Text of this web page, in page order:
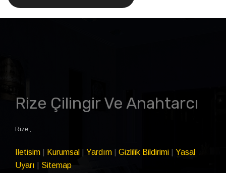
Rize Çilingir Ve Anahtarcı
Rize ,
Iletisim Kurumsal Yardım Gizlilik Bildirimi
Yasal
Uyarı
Sitemap